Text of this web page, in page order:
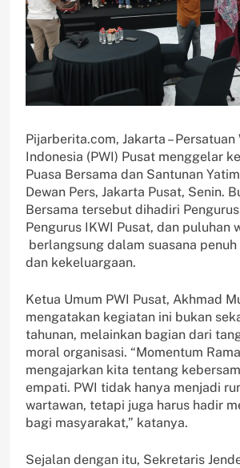
Pijarberita.com, Jakarta – Persatuan
Indonesia (PWI) Pusat menggelar
Puasa Bersama dan Santunan
Dewan Pers, Jakarta Pusat, Senin.
Bersama tersebut dihadiri
Pengurus IKWI Pusat, dan puluhan
berlangsung dalam suasana
dan kekeluargaan.
Ketua Umum PWI Pusat, Akhmad
mengatakan kegiatan ini bukan
tahunan, melainkan bagian dari
moral organisasi. “Momentum
mengajarkan kita tentang
empati. PWI tidak hanya menjadi
wartawan, tetapi juga harus hadir
bagi masyarakat,” katanya.
Sejalan dengan itu, Sekretaris